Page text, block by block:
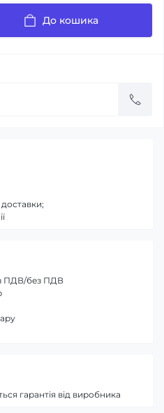
До кошика
з ПДВ/без ПДВ
гарантія від виробника